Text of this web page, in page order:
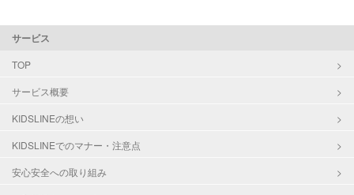
サービス
TOP
サービス概要
KIDSLINEの想い
KIDSLINEでのマナー・注意点
安心安全への取り組み